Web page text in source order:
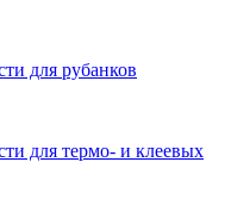
для рубанков
для термо- и клеевых